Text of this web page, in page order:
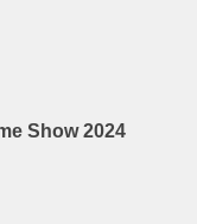
Show 2024